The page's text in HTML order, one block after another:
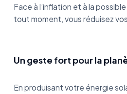
Face à l’inflation et à la
tout moment, vous réduisez
Un geste fort pour la
En produisant votre énergie